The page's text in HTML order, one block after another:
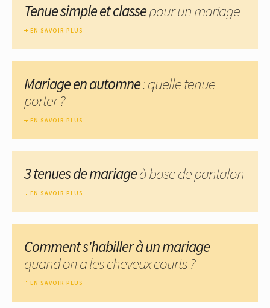
Tenue simple et classepour un mariage
EN SAVOIR PLUS
Mariage en automne: quelle tenue
porter ?
EN SAVOIR PLUS
3 tenues de mariageà base de pantalon
EN SAVOIR PLUS
Comment s'habiller à un mariage
quand on a les cheveux courts ?
EN SAVOIR PLUS